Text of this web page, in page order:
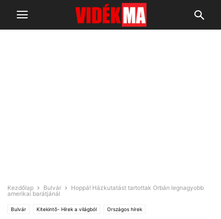
Kezdőlap Bulvár
Hoppá! Házkutatást tartottak Orbán legnagyobb
amerikai barátjánál
Bulvár Kitekintő- Hírek a világból Országos hírek